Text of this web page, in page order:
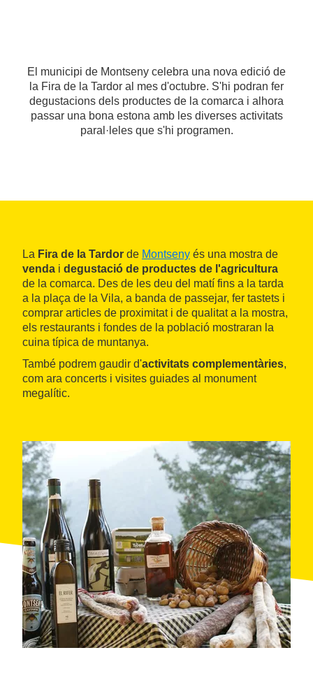
El municipi de Montseny celebra una nova edició de
la Fira de la Tardor al mes d'octubre. S'hi podran fer
degustacions dels productes de la comarca i alhora
passar una bona estona amb les diverses activitats
paral·leles que s'hi programen.
La Fira de la Tardor de Montseny és una mostra de
venda i degustació de productes de l'agricultura
de la comarca. Des de les deu del matí fins a la tarda
a la plaça de la Vila, a banda de passejar, fer tastets i
comprar articles de proximitat i de qualitat a la mostra,
els restaurants i fondes de la població mostraran la
cuina típica de muntanya.
També podrem gaudir d'activitats complementàries,
com ara concerts i visites guiades al monument
megalític.